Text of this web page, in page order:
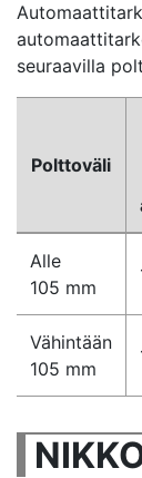
seuraavilla
Polttoväli
Alle
105 mm
Vähintään
105 mm